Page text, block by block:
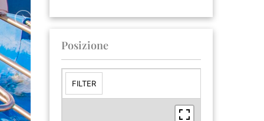
Posizione